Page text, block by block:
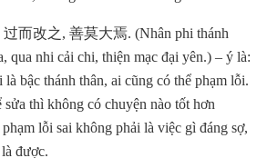
而改之, 善莫大焉. (Nhân phi thánh
qua nhi cải chi, thiện mạc đại yên.) – ý là:
bậc thánh thân, ai cũng có thể phạm lỗi.
sửa thì không có chuyện nào tốt hơn
lỗi sai không phải là việc gì đáng sợ,
được.